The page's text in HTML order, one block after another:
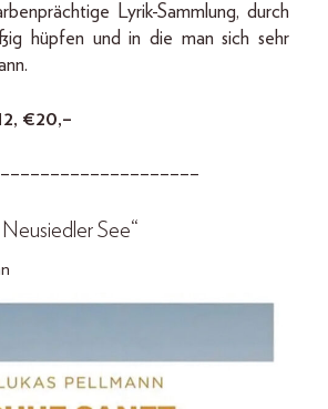
Lyrik-Sammlung, durch
hüpfen und in die man sich sehr
€ 20,–
See“